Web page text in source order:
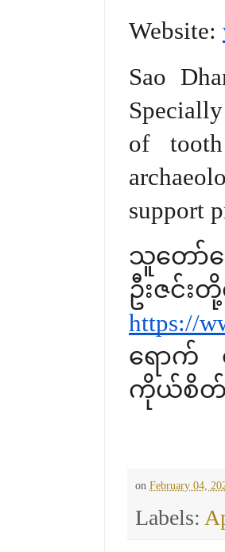
Website:
Sao
of tooth
support
သူတော်က
ဦးဇ
https://
ရောက်
ကိုယ်စိတ်နှ
on February 04,
Labels: